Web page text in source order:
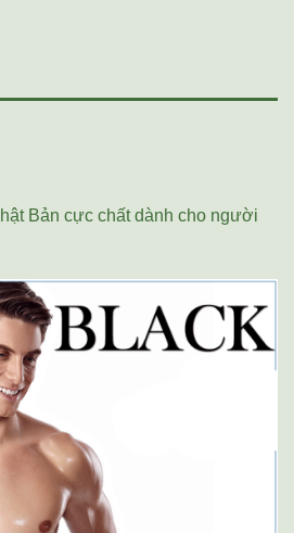
Bản cực chất dành cho người